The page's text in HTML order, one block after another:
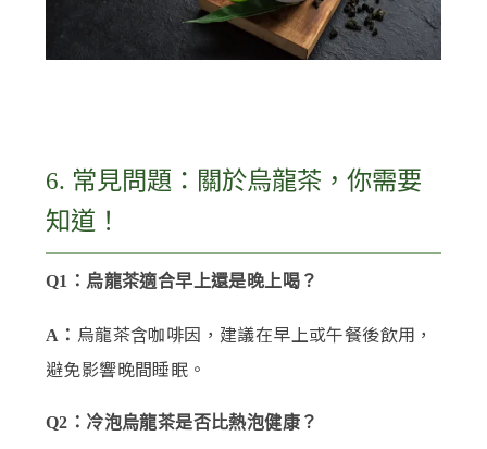
6. 常見問題：關於烏龍茶，你需要
知道！
Q1：烏龍茶適合早上還是晚上喝？
A： 烏龍茶含咖啡因，建議在早上或午餐後飲用，
避免影響晚間睡眠。
Q2：冷泡烏龍茶是否比熱泡健康？